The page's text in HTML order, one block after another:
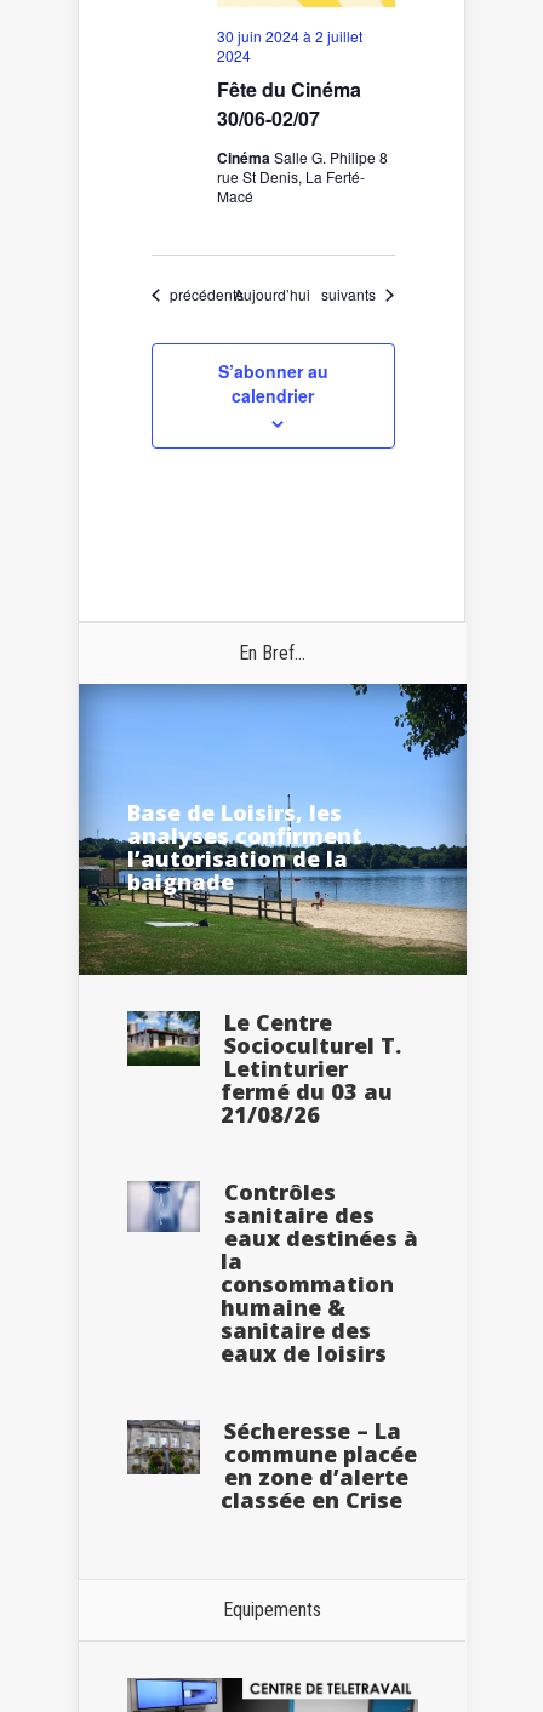
Fête du Cinéma
30/06-02/07
30 juin 2024à2 juillet
2024
CinémaSalle G. Philipe 8
rue St Denis, La Ferté-
Macé
Évènements
précédentsAujourd’hui Évènements
suivants
S’abonner au
calendrier
En Bref...
Base de Loisirs, les
analyses confirment
l’autorisation de la
baignade
Le Centre
Socioculturel T.
Letinturier
fermé du 03 au
21/08/26
Contrôles
sanitaire des
eaux destinées à
la
consommation
humaine &
sanitaire des
eaux de loisirs
Sécheresse – La
commune placée
en zone d’alerte
classée en Crise
Equipements